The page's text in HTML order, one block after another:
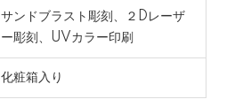
サンドブラスト彫刻、２Dレーザ
ー彫刻、UVカラー印刷
化粧箱入り